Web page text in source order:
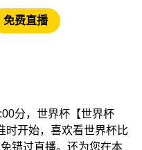
免费直播
分，世界杯【世界杯
时开始，喜欢看世界杯比
错过直播。还为您在本